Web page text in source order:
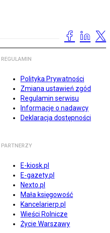
REGULAMIN
Polityka Prywatności
Zmiana ustawień zgód
Regulamin serwisu
Informacje o nadawcy
Deklaracja dostępności
PARTNERZY
E-kiosk.pl
E-gazety.pl
Nexto.pl
Mała księgowość
Kancelarierp.pl
Wieści Rolnicze
Życie Warszawy